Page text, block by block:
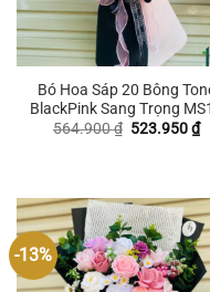
Bó Hoa Sáp 20 Bông
BlackPink Sang Trọng
564.900₫ Giá
523.950₫
-13%